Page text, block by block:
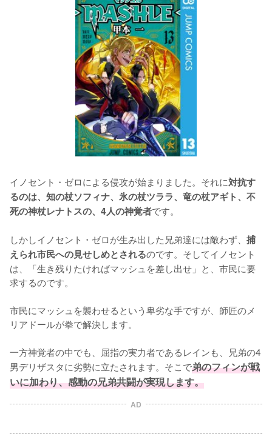
イノセント・ゼロによる侵攻が始まりました。それに対抗す
るのは、知の杖ソフィナ、氷の杖ツララ、竜の杖アギト、不
死の神杖レナトスの、4人の神覚者です。
しかしイノセント・ゼロが生み出した兄弟達には敵わず、 捕
えられ市民への見せしめとされるのです。そしてイノセント
は、「生き残りたければマッシュを差し出せ」と、市民に要
求するのです。
市民にマッシュを襲わせるという卑劣な手ですが、師匠のメ
リアドールが拳で解決します。
一方神覚者の中でも、屈指の実力者であるレインも、兄弟の4
男デリザスタに劣勢に立たされます。そこで弟のフィンが戦
いに加わり、感動の兄弟共闘が実現します。
AD